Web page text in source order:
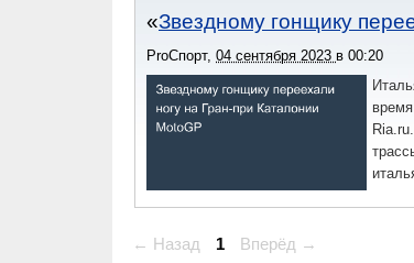
Звездному гонщику
ProСпорт, 04 сентября 2023 в 00:20
← Назад 1 Вперёд →